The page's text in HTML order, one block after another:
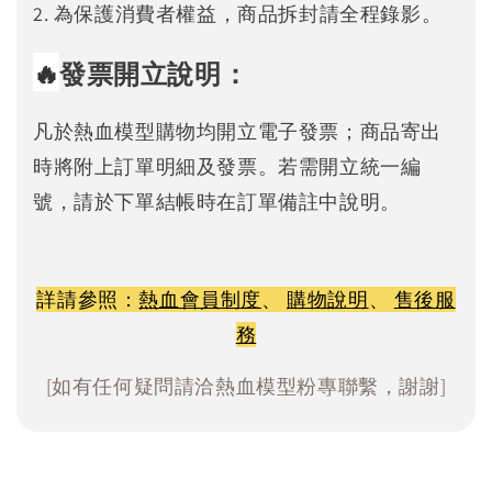
2. 為保護消費者權益，商品拆封請全程錄影。
🔥發票開立說明：
凡於熱血模型購物均開立電子發票；商品寄出
時將附上訂單明細及發票。若需開立統一編
號，請於下單結帳時在訂單備註中說明。
詳請參照：熱血會員制度、 購物說明、 售後服
務
[如有任何疑問請洽熱血模型粉專聯繫，謝謝]